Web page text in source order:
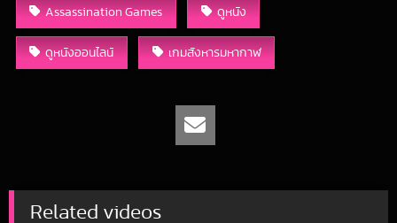
Assassination Games ดูหนัง
ดูหนังออนไลน์ เกมสังหารมหากาฬ
Related videos